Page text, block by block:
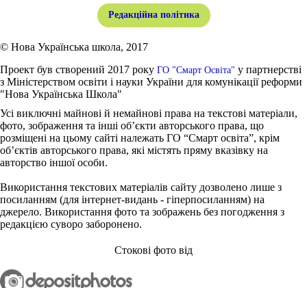
Редакційна політика
© Нова Українська школа, 2017
Проект був створений 2017 року ГО "Смарт Освіта" у партнерстві
з Міністерством освіти і науки України для комунікації реформи
"Нова Українська Школа"
Усі виключні майнові й немайнові права на текстові матеріали,
фото, зображення та інші об’єкти авторського права, що
розміщені на цьому сайті належать ГО “Смарт освіта”, крім
об’єктів авторського права, які містять пряму вказівку на
авторство іншої особи.
Використання текстових матеріалів сайту дозволено лише з
посиланням (для інтернет-видань - гіперпосиланням) на
джерело. Використання фото та зображень без погодження з
редакцією суворо заборонено.
Стокові фото від